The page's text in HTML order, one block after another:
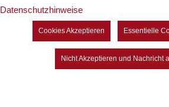
Datenschutzhinweise
Cookies Akzeptieren Essentielle
Nicht Akzeptieren und Nachricht